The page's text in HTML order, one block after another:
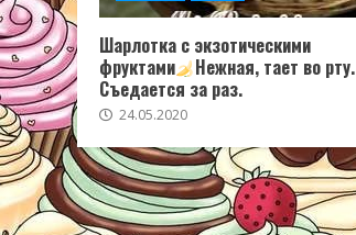
Шарлотка с экзотическими
фруктами
Нежная, тает во рту.
Съедается за раз.
24.05.2020